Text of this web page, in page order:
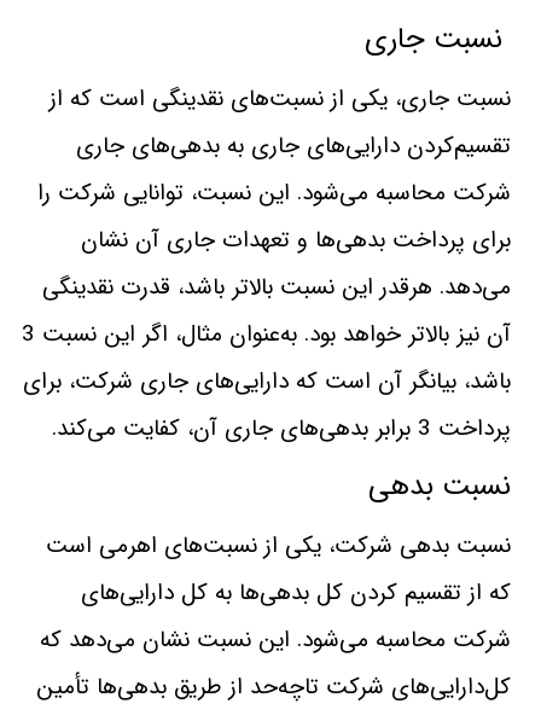
نسبت جاری
نسبت جاری، يكی از نسبت‌های نقدينگی است كه از
تقسيم‌كردن دارايی‌های جاری به بدهی‌های جاری
شركت محاسبه‌ می‌شود. اين نسبت، توانايی شركت را
برای پرداخت بدهی‌ها و تعهدات جاری آن نشان‌
می‌دهد. هرقدر اين نسبت بالاتر باشد، قدرت نقدينگی
آن نيز بالاتر خواهد‌ بود. به‌عنوان‌ مثال، اگر اين نسبت 3
باشد، بيانگر آن است كه دارايی‌های جاری شركت، برای
پرداخت 3 برابر بدهی‌های جاری آن، كفايت‌ می‌كند.
نسبت بدهی
نسبت بدهی شركت، يكی از نسبت‌های اهرمی است
كه از تقسيم‌ كردن كل بدهی‌ها به كل دارايی‌های
شركت محاسبه‌ می‌شود. اين نسبت نشان‌ می‌دهد كه
كل‌دارايی‌های شركت تاچه‌حد از طريق بدهی‌ها تأمين